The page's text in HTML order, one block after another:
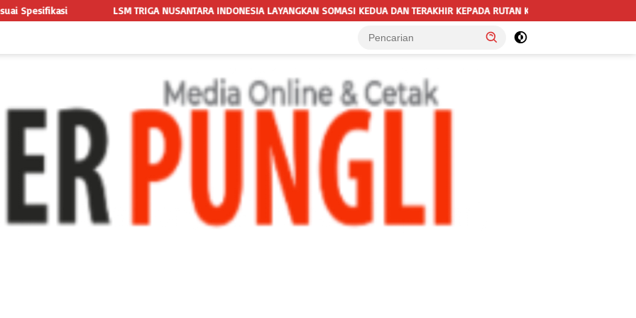
NUSANTARA INDONESIA LAYANGKAN SOMASI KEDUA DAN TERAKHIR KEPADA RUTAN KELAS IIB MENGGALA TERKAIT PERMOHONAN INFORMASI